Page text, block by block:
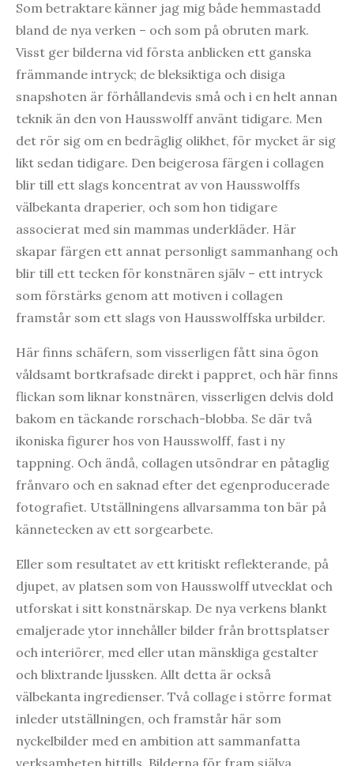
Som betraktare känner jag mig både hemmastadd
bland de nya verken – och som på obruten mark.
Visst ger bilderna vid första anblicken ett ganska
främmande intryck; de bleksiktiga och disiga
snapshoten är förhållandevis små och i en helt annan
teknik än den von Hausswolff använt tidigare. Men
det rör sig om en bedräglig olikhet, för mycket är sig
likt sedan tidigare. Den beigerosa färgen i collagen
blir till ett slags koncentrat av von Hausswolffs
välbekanta draperier, och som hon tidigare
associerat med sin mammas underkläder. Här
skapar färgen ett annat personligt sammanhang och
blir till ett tecken för konstnären själv – ett intryck
som förstärks genom att motiven i collagen
framstår som ett slags von Hausswolffska urbilder.
Här finns schäfern, som visserligen fått sina ögon
våldsamt bortkrafsade direkt i pappret, och här finns
flickan som liknar konstnären, visserligen delvis dold
bakom en täckande rorschach-blobba. Se där två
ikoniska figurer hos von Hausswolff, fast i ny
tappning. Och ändå, collagen utsöndrar en påtaglig
frånvaro och en saknad efter det egenproducerade
fotografiet. Utställningens allvarsamma ton bär på
kännetecken av ett sorgearbete.
Eller som resultatet av ett kritiskt reflekterande, på
djupet, av platsen som von Hausswolff utvecklat och
utforskat i sitt konstnärskap. De nya verkens blankt
emaljerade ytor innehåller bilder från brottsplatser
och interiörer, med eller utan mänskliga gestalter
och blixtrande ljussken. Allt detta är också
välbekanta ingredienser. Två collage i större format
inleder utställningen, och framstår här som
nyckelbilder med en ambition att sammanfatta
verksamheten hittills. Bilderna för fram själva